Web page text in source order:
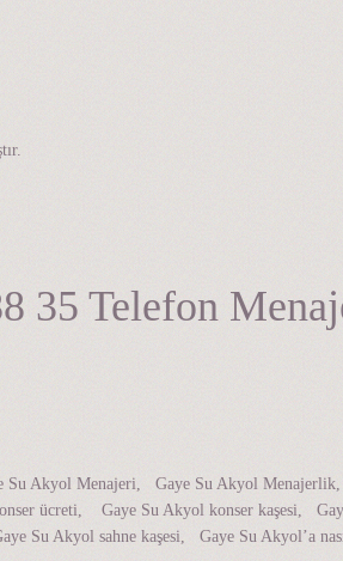
35 Telefon
Akyol Menajeri, Gaye Su Akyol
ücreti, Gaye Su Akyol konser kaşesi,
Su Akyol sahne kaşesi, Gaye Su Akyol’a